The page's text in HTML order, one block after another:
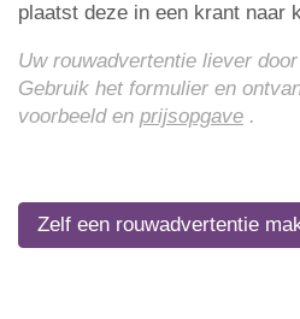
plaatst deze in een krant naar
Uw rouwadvertentie liever
Gebruik het formulier en
voorbeeld en prijsopgave .
Zelf een rouwadvertentie